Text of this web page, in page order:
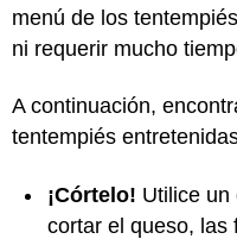
menú de los
ni requerir mucho
A continuación,
tentempiés
¡Córtelo! Utilice un
cortar el queso, las